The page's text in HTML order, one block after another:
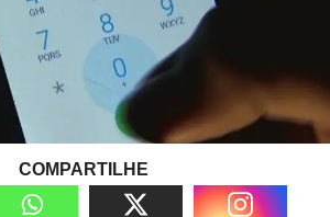
COMPARTILHE